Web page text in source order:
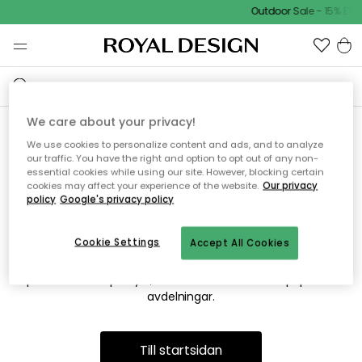
Outdoor Sale - 15%
Vi hittar tyvärr inte sidan du
söker
Detta kan bero på att sidan inte längre finns eller att den har
flyttats. Vi ber om ursäkt för besväret. I menyn ovan kan du
prova att söka på nytt, eller besöka en av våra populära
avdelningar.
Till startsidan
We care about your privacy!
We use cookies to personalize content and ads, and to analyze
our traffic. You have the right and option to opt out of any non-
essential cookies while using our site. However, blocking certain
cookies may affect your experience of the website. Our privacy
policy Google's privacy policy
Accept All Cookies
Cookie Settings